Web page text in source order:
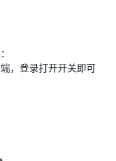
，登录打开开关即可